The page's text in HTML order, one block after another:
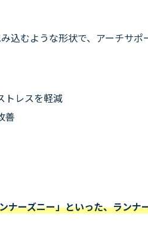
込むような形状で、 アーチサポ
トレスを軽減
善
ナーズニー」といった、ラン